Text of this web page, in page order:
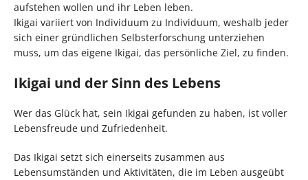
aufstehen wollen und ihr Leben leben.
Ikigai variiert von Individuum zu Individuum, weshalb jeder
sich einer gründlichen Selbsterforschung unterziehen
muss, um das eigene Ikigai, das persönliche Ziel, zu finden.
Ikigai und der Sinn des Lebens
Wer das Glück hat, sein Ikigai gefunden zu haben, ist voller
Lebensfreude und Zufriedenheit.
Das Ikigai setzt sich einerseits zusammen aus
Lebensumständen und Aktivitäten, die im Leben ausgeübt